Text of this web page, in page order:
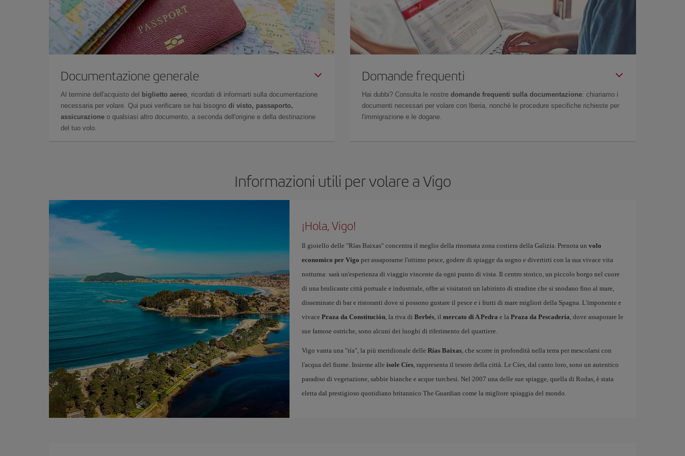
Documentazione generale
Al termine dell'acquisto del biglietto aereo, ricordati di informarti sulla documentazione
necessaria per volare. Qui puoi verificare se hai bisogno di visto, passaporto,
assicurazione o qualsiasi altro documento, a seconda dell'origine e della destinazione
del tuo volo.
Domande frequenti
Hai dubbi? Consulta le nostre domande frequenti sulla documentazione: chiariamo i
documenti necessari per volare con Iberia, nonché le procedure specifiche richieste per
l'immigrazione e le dogane.
Informazioni utili per volare a Vigo
¡Hola, Vigo!
Il gioiello delle "Rías Baixas" concentra il meglio della rinomata zona costiera della Galizia. Prenota un volo
economico per Vigo per assaporarne l'ottimo pesce, godere di spiagge da sogno e divertirti con la sua vivace vita
notturna: sarà un'esperienza di viaggio vincente da ogni punto di vista. Il centro storico, un piccolo borgo nel cuore
di una brulicante città portuale e industriale, offre ai visitatori un labirinto di stradine che si snodano fino al mare,
disseminate di bar e ristoranti dove si possono gustare il pesce e i frutti di mare migliori della Spagna. L'imponente e
vivace Praza da Constitución, la riva di Berbés, il mercato di A Pedra e la Praza da Pescadería, dove assaporare le
sue famose ostriche, sono alcuni dei luoghi di riferimento del quartiere.
Vigo vanta una "ría", la più meridionale delle Rías Baixas, che scorre in profondità nella terra per mescolarsi con
l'acqua del fiume. Insieme alle isole Cíes, rappresenta il tesoro della città. Le Cíes, dal canto loro, sono un autentico
paradiso di vegetazione, sabbie bianche e acque turchesi. Nel 2007 una delle sue spiagge, quella di Rodas, è stata
eletta dal prestigioso quotidiano britannico The Guardian come la migliore spiaggia del mondo.